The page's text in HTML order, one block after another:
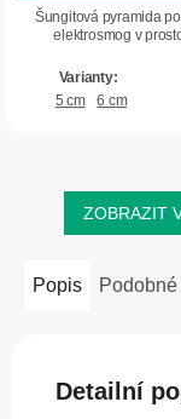
hvězdiček.
Šungitová pyramida
elektrosmog v
5 cm 6 cm
ZOBRAZIT
Popis Podobné
Detailní